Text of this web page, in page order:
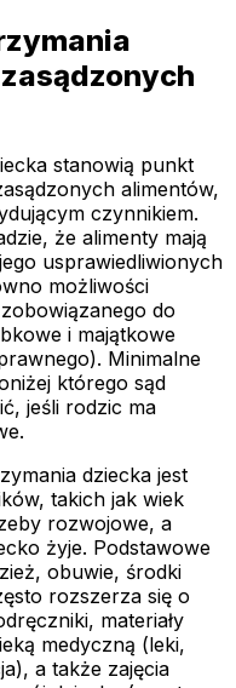
stanowią punkt
alimentów,
czynnikiem.
że alimenty mają
usprawiedliwionych
możliwości
do
i majątkowe
Minimalne
którego sąd
jeśli rodzic ma
dziecka jest
takich jak wiek
rozwojowe, a
żyje. Podstawowe
obuwie, środki
rozszerza się o
materiały
medyczną (leki,
a także zajęcia